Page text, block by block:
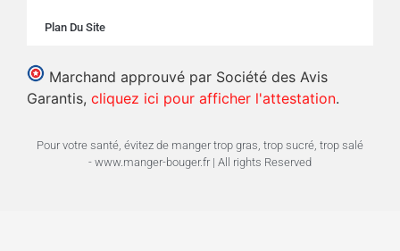
Plan Du Site
Marchand approuvé par Société des Avis
Garantis, cliquez ici pour afficher l'attestation.
Pour votre santé, évitez de manger trop gras, trop sucré, trop salé
- www.manger-bouger.fr | All rights Reserved